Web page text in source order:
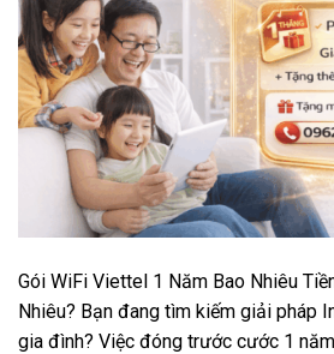
Gói WiFi Viettel 1 Năm Bao Nhiêu
Nhiêu? Bạn đang tìm kiếm giải pháp
gia đình? Việc đóng trước cước 1